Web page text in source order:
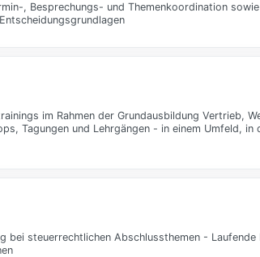
, Besprechungs- und Themenkoordination
im Rahmen der Grundausbildung Vertrieb,
Tagungen und Lehrgängen - in einem Umfeld, in
steuerrechtlichen Abschlussthemen - Laufende